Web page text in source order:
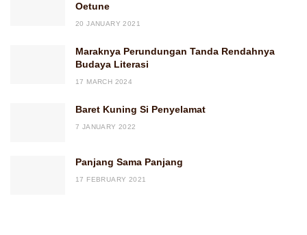
Oetune
20 JANUARY 2021
Maraknya Perundungan Tanda Rendahnya
Budaya Literasi
17 MARCH 2024
Baret Kuning Si Penyelamat
7 JANUARY 2022
Panjang Sama Panjang
17 FEBRUARY 2021